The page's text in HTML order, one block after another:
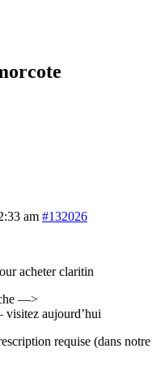
am #132026
acheter claritin
—>
aujourd’hui
requise (dans notre